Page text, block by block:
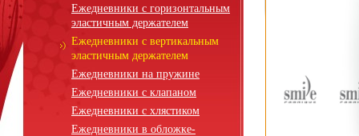
Ежедневники с горизонтальным
эластичным держателем
Ежедневники с вертикальным
эластичным держателем
Ежедневники на пружине
Ежедневники с клапаном
Ежедневники с хлястиком
Ежедневники в обложке-